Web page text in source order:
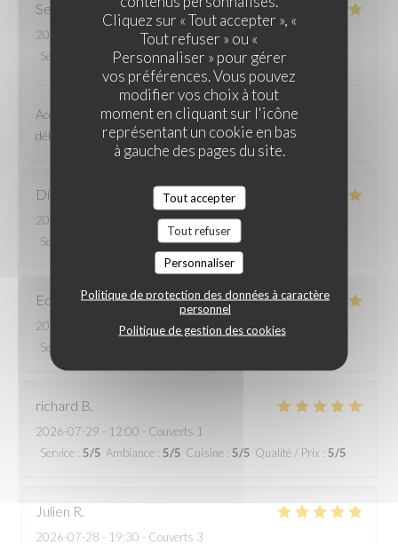
Cliquez sur « Tout accepter », «
Tout refuser » ou «
Personnaliser » pour gérer
vos préférences. Vous pouvez
modifier vos choix à tout
moment en cliquant sur l'icône
représentant un cookie en bas
à gauche des pages du site.
Tout accepter
Tout refuser
Personnaliser
Politique de protection des données à caractère
personnel
Politique de gestion des cookies
Sebastien
2026-07-30
- 20:00 - Couverts 2
Service
Ambiance: 5/5 Cuisine:5 /5 Qualité / Prix
Accueil très chaleureux Personnel adorable Cuisine
délicieuse Terrasse charmante Adresse à recommander !
Didier
2026-07-30
- 13:00 - Couverts 3
Service
:5/5 Cuisine:5/5
EdouardT
2026-07-29
- 12:30 - Couverts 2
Service
richard B
2026-07-29 - 12:00 - Couverts 1
Service : 5/5 Ambiance : 5/5 Cuisine : 5/5 Qualité / Prix : 5/5
Julien R
2026-07-28 - 19:30 - Couverts 3